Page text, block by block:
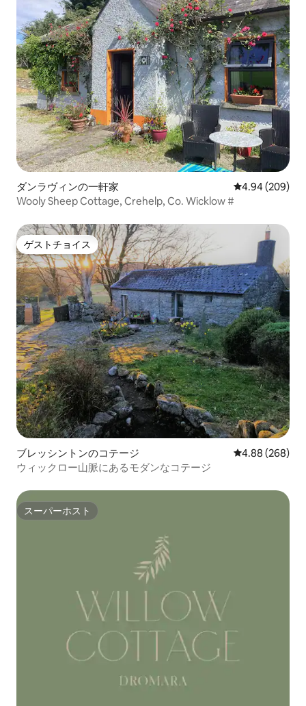
ダンラヴィンの一軒家 レビュー209
4.94 (209)
Wooly Sheep Cottage, Crehelp, Co. Wicklow #
ゲストチョイス
ゲストチョイス
ブレッシントンのコテージ レビュー268
4.88 (268)
ウィックロー山脈にあるモダンなコテージ
スーパーホスト
スーパーホスト